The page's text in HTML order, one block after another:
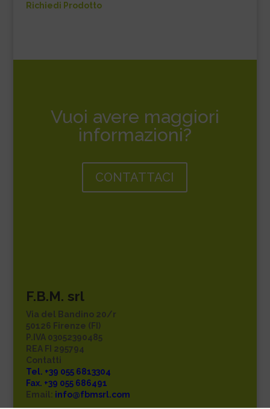
Richiedi Prodotto
Vuoi avere maggiori
informazioni?
CONTATTACI
F.B.M. srl
Via del Bandino 20/r
50126 Firenze (FI)
P.IVA 03052390485
REA FI 295794
Contatti
Tel. +39 055 6813304
Fax. +39 055 686491
Email: info@fbmsrl.com